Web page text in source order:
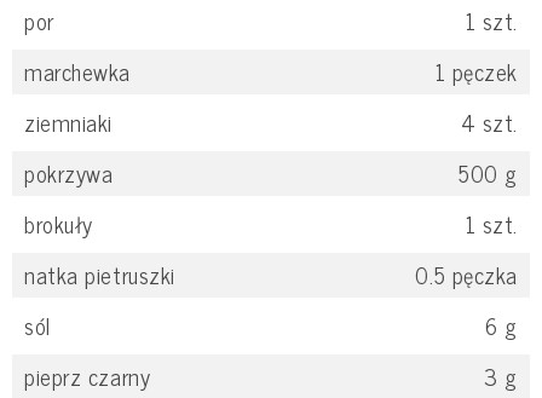
por
1 szt.
marchewka
1 pęczek
ziemniaki
4 szt.
pokrzywa
500 g
brokuły
1 szt.
natka pietruszki
0.5 pęczka
sól
6 g
pieprz czarny
3 g